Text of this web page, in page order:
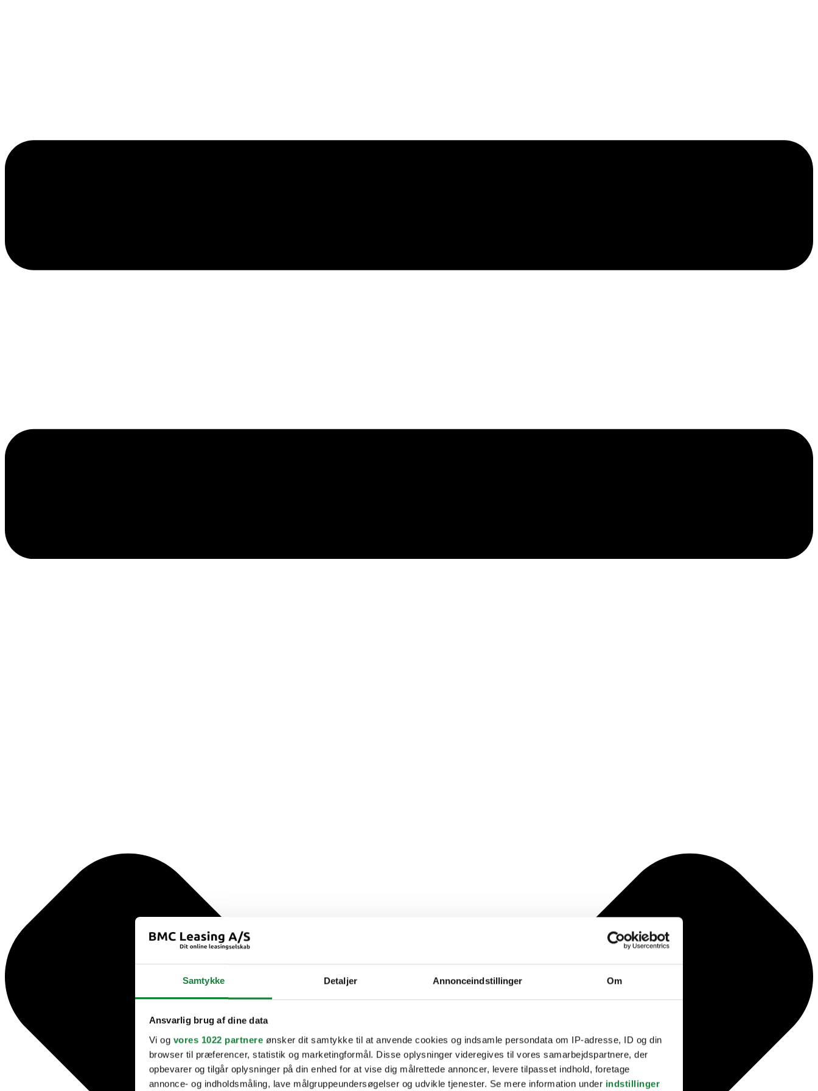
Samtykke Detaljer Annonceindstillinger Om
Ansvarlig brug af dine data
Vi og vores 1022 partnere ønsker dit samtykke til at anvende cookies og indsamle persondata om IP-adresse, ID og din
browser til præferencer, statistik og marketingformål. Disse oplysninger videregives til vores samarbejdspartnere, der
opbevarer og tilgår oplysninger på din enhed for at vise dig målrettede annoncer, levere tilpasset indhold, foretage
annonce- og indholdsmåling, lave målgruppeundersøgelser og udvikle tjenester. Se mere information under indstillinger